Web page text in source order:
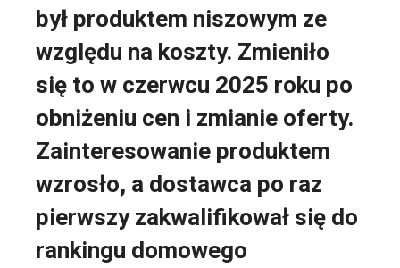
był produktem niszowym ze
względu na koszty. Zmieniło
się to w czerwcu 2025 roku po
obniżeniu cen i zmianie oferty.
Zainteresowanie produktem
wzrosło, a dostawca po raz
pierwszy zakwalifikował się do
rankingu domowego